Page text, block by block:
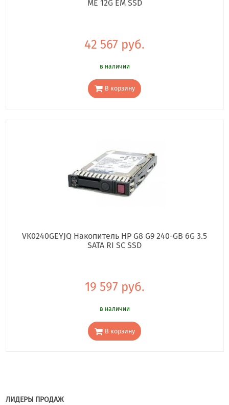
ME 12G EM SSD
42 567 руб.
в наличии
В корзину
VK0240GEYJQ Накопитель HP G8 G9 240-GB 6G 3.5
SATA RI SC SSD
19 597 руб.
в наличии
В корзину
ЛИДЕРЫ ПРОДАЖ